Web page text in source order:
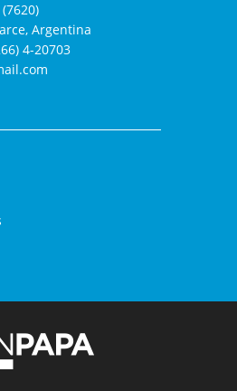
Argentina
4-20703